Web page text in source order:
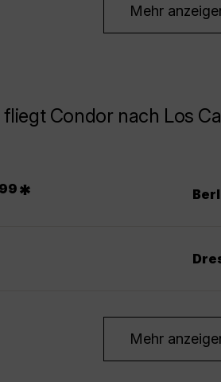
Mehr
Condor nach Los
*
Mehr